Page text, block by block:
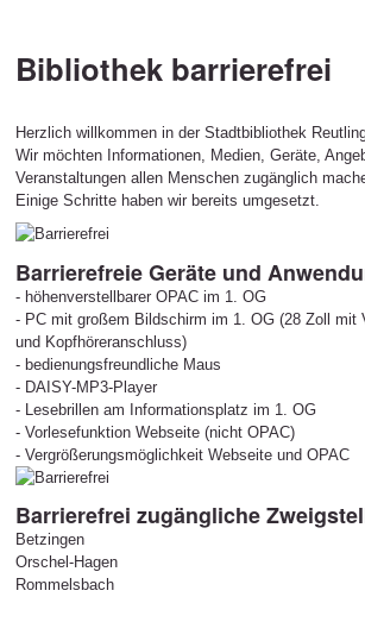
Bibliothek barrierefrei
Herzlich willkommen in der Stadtbibliothek
Wir möchten Informationen, Medien, Geräte,
Veranstaltungen allen Menschen zugänglich
Einige Schritte haben wir bereits umgesetzt.
Barrierefreie Geräte und
- höhenverstellbarer OPAC im 1. OG
- PC mit großem Bildschirm im 1. OG (28 Zoll mit
und Kopfhöreranschluss)
- bedienungsfreundliche Maus
- DAISY-MP3-Player
- Lesebrillen am Informationsplatz im 1. OG
- Vorlesefunktion Webseite (nicht OPAC)
- Vergrößerungsmöglichkeit Webseite und OPAC
Barrierefrei zugängliche
Betzingen
Orschel-Hagen
Rommelsbach